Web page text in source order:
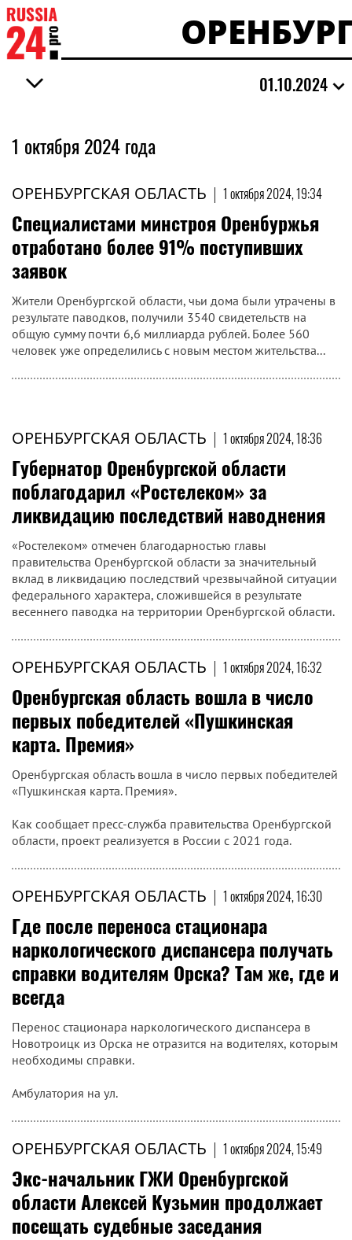
01.10.2024
1 октября 2024 года
ОРЕНБУРГСКАЯ ОБЛАСТЬ | 1 октября 2024, 19:34
Специалистами минстроя Оренбуржья
отработано более 91% поступивших
заявок
Жители Оренбургской области, чьи дома были утрачены в
результате паводков, получили 3540 свидетельств на
общую сумму почти 6,6 миллиарда рублей. Более 560
человек уже определились с новым местом жительства...
ОРЕНБУРГСКАЯ ОБЛАСТЬ | 1 октября 2024, 18:36
Губернатор Оренбургской области
поблагодарил «Ростелеком» за
ликвидацию последствий наводнения
«Ростелеком» отмечен благодарностью главы
правительства Оренбургской области за значительный
вклад в ликвидацию последствий чрезвычайной ситуации
федерального характера, сложившейся в результате
весеннего паводка на территории Оренбургской области.
ОРЕНБУРГСКАЯ ОБЛАСТЬ | 1 октября 2024, 16:32
Оренбургская область вошла в число
первых победителей «Пушкинская
карта. Премия»
Оренбургская область вошла в число первых победителей
«Пушкинская карта. Премия».
Как сообщает пресс-служба правительства Оренбургской
области, проект реализуется в России с 2021 года.
ОРЕНБУРГСКАЯ ОБЛАСТЬ | 1 октября 2024, 16:30
Где после переноса стационара
наркологического диспансера получать
справки водителям Орска? Там же, где и
всегда
Перенос стационара наркологического диспансера в
Новотроицк из Орска не отразится на водителях, которым
необходимы справки.
Амбулатория на ул.
ОРЕНБУРГСКАЯ ОБЛАСТЬ | 1 октября 2024, 15:49
Экс-начальник ГЖИ Оренбургской
области Алексей Кузьмин продолжает
посещать судебные заседания